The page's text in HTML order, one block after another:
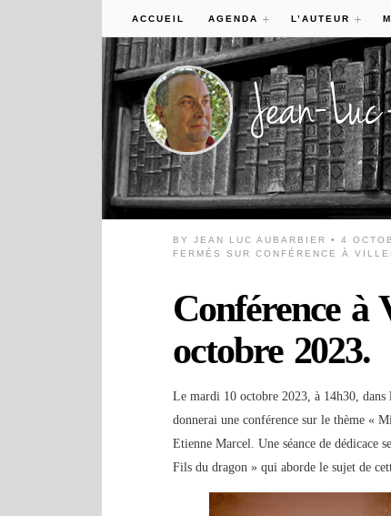
ACCUEIL AGENDA L’AUTEUR
BYJEAN LUC AUBARBIER • 4
FERMÉS
SUR CONFÉRENCE À
Conférence à
octobre 2023.
Le mardi 10 octobre 2023, à 14h30,
donnerai une conférence sur le thème «
Etienne Marcel. Une séance de dédicace
Fils du dragon » qui aborde le sujet de